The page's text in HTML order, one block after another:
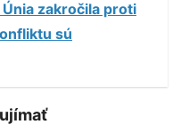
zakročila proti
sú